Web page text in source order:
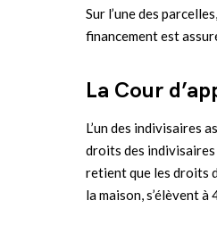
Sur l’une des
financement est
La Cour
L’un des indivisaires
droits des
retient que les droits
la maison, s’élèvent